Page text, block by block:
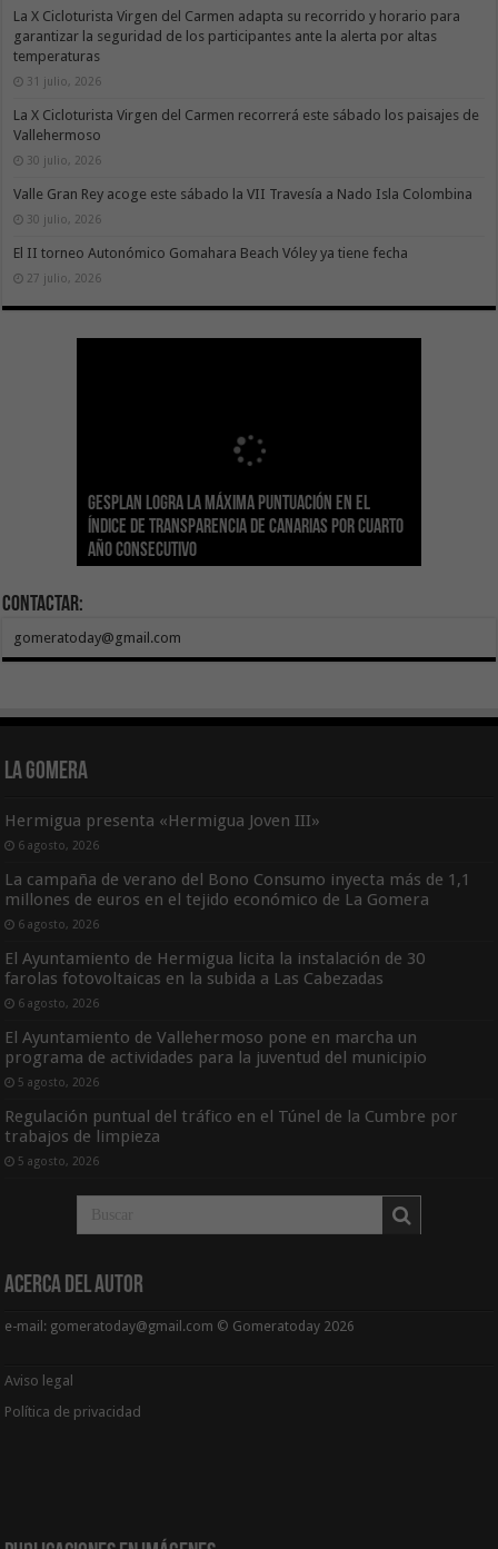
La X Cicloturista Virgen del Carmen adapta su recorrido y horario para
garantizar la seguridad de los participantes ante la alerta por altas
temperaturas
31 julio, 2026
La X Cicloturista Virgen del Carmen recorrerá este sábado los paisajes de
Vallehermoso
30 julio, 2026
Valle Gran Rey acoge este sábado la VII Travesía a Nado Isla Colombina
30 julio, 2026
El II torneo Autonómico Gomahara Beach Vóley ya tiene fecha
27 julio, 2026
Gesplan logra la máxima puntuación en el
Índice de Transparencia de Canarias por cuarto
año consecutivo
El Gobierno canario concede ayudas del
POSEICAN-Pesca al sector por valor de 7,09 M€
tras aumentar las cuantías
Transición Ecológica coordina con Ashotel su
adhesión a la Red de Refugios Climáticos de
Canarias
Visocan incorpora 170 pisos a su parque de
vivienda protegida en régimen de alquiler
asequible de Tenerife
Sanidad refuerza la capacidad diagnóstica de
los centros de salud con el impulso de la
ecografía clínica
El Gobierno de Canarias convoca el Concurso de
Sal Marina Agrocanarias 2026
Contactar:
gomeratoday@gmail.com
La Gomera
Hermigua presenta «Hermigua Joven III»
6 agosto, 2026
La campaña de verano del Bono Consumo inyecta más de 1,1
millones de euros en el tejido económico de La Gomera
6 agosto, 2026
El Ayuntamiento de Hermigua licita la instalación de 30
farolas fotovoltaicas en la subida a Las Cabezadas
6 agosto, 2026
El Ayuntamiento de Vallehermoso pone en marcha un
programa de actividades para la juventud del municipio
5 agosto, 2026
Regulación puntual del tráfico en el Túnel de la Cumbre por
trabajos de limpieza
5 agosto, 2026
Acerca del Autor
e-mail: gomeratoday@gmail.com © Gomeratoday 2026
Aviso legal
Política de privacidad